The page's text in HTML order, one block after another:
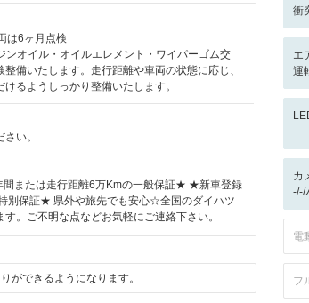
は6ヶ月点検
オイル・オイルエレメント・ワイパーゴム交
備いたします。走行距離や車両の状態に応じ、
るようしっかり整備いたします。
い。
または走行距離6万Kmの一般保証★ ★新車登録
別保証★ 県外や旅先でも安心☆全国のダイハツ
。ご不明な点などお気軽にご連絡下さい。
ができるようになります。
衝
エ
運
カ
-/-/
電
フ